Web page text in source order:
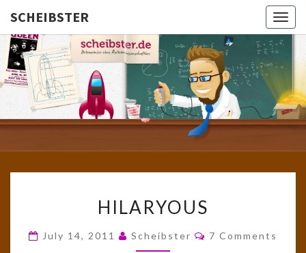
SCHEIBSTER
Gutbürgerliche
Reime Und
Mehr! In
Blogform.
School!
HILARYOUS
July 14, 2011 Scheibster Comments
7 Comments